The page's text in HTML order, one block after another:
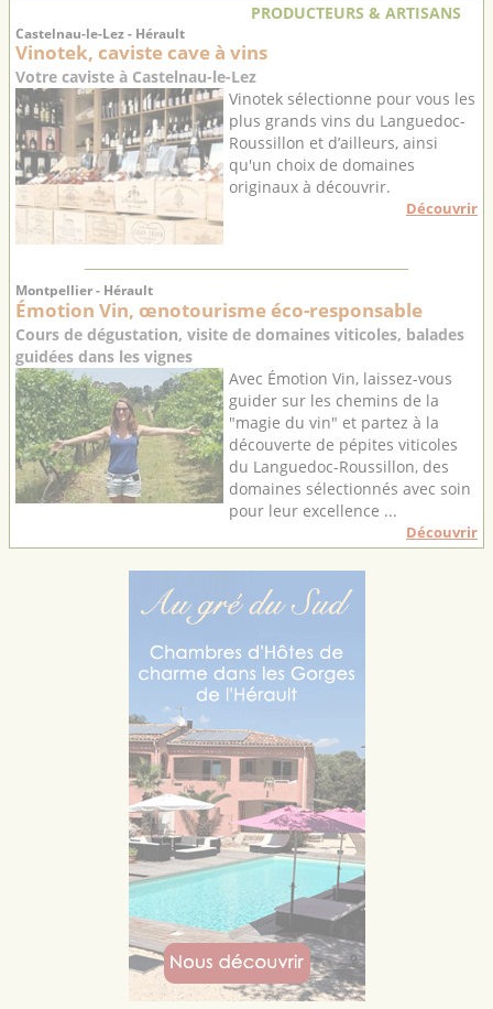
PRODUCTEURS & ARTISANS
Castelnau-le-Lez - Hérault
Vinotek, caviste cave à vins
Votre caviste à Castelnau-le-Lez
Vinotek sélectionne pour vous les
plus grands vins du Languedoc-
Roussillon et d’ailleurs, ainsi
qu'un choix de domaines
originaux à découvrir.
Découvrir
Montpellier - Hérault
Émotion Vin, œnotourisme éco-responsable
Cours de dégustation, visite de domaines viticoles, balades
guidées dans les vignes
Avec Émotion Vin, laissez-vous
guider sur les chemins de la
"magie du vin" et partez à la
découverte de pépites viticoles
du Languedoc-Roussillon, des
domaines sélectionnés avec soin
pour leur excellence ...
Découvrir